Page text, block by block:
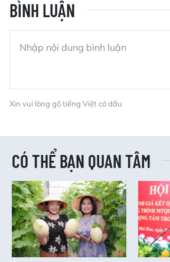
BÌNH LUẬN
Xin vui lòng gõ tiếng Việt có dấu
CÓ THỂ BẠN QUAN TÂM